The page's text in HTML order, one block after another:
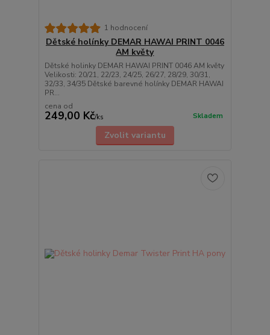
1 hodnocení
Dětské holínky DEMAR HAWAI PRINT 0046
AM květy
Dětské holinky DEMAR HAWAI PRINT 0046 AM květy
Velikosti: 20/21, 22/23, 24/25, 26/27, 28/29, 30/31,
32/33, 34/35 Dětské barevné holínky DEMAR HAWAI
PR...
cena od
249,00 Kč/ks Skladem
Zvolit variantu